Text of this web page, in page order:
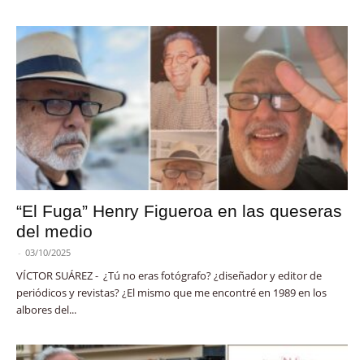
“El Fuga” Henry Figueroa en las queseras
del medio
- 03/10/2025
VÍCTOR SUÁREZ - ¿Tú no eras fotógrafo? ¿diseñador y editor de
periódicos y revistas? ¿El mismo que me encontré en 1989 en los
albores del...